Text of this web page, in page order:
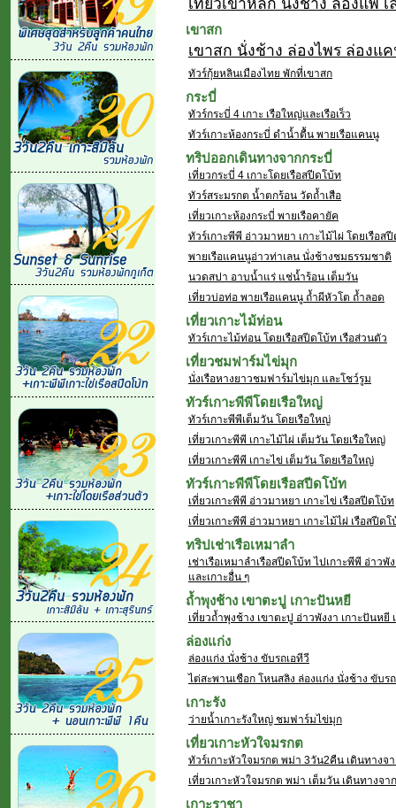
เขาสก
เขาสก นั่งช้าง ล่องไพร ล่องแ
ทัวร์กุ้ยหลินเมืองไทย พักที่เขาสก
กระบี่
ทัวร์กระบี่ 4 เกาะ เรือใหญ่และเรือเร็ว
ทัวร์เกาะห้องกระบี่ ดำน้ำตื้น พายเรือแคนนู
ทริปออกเดินทางจากกระบี่
เที่ยวกระบี่ 4 เกาะโดยเรือสปีดโบ้ท
ทัวร์สระมรกต น้ำตกร้อน วัดถ้ำเสือ
เที่ยวเกาะห้องกระบี่ พายเรือคายัค
ทัวร์เกาะพีพี อ่าวมาหยา เกาะไม้ไผ่ โดยเรือส
พายเรือแคนนูอ่าวท่าเลน นั่งช้างชมธรรมชาติ
นวดสปา อาบน้ำแร่ แช่น้ำร้อน เต็มวัน
เที่ยวบ่อท่อ พายเรือแคนนู ถ้ำผีหัวโต ถ้ำลอด
เที่ยวเกาะไม้ท่อน
ทัวร์เกาะไม้ท่อน โดยเรือสปีดโบ้ท เรือส่วนตัว
เที่ยวชมฟาร์มไข่มุก
นั่งเรือหางยาวชมฟาร์มไข่มุก และโชว์รูม
ทัวร์เกาะพีพีโดยเรือใหญ่
ทัวร์เกาะพีพีเต็มวัน โดยเรือใหญ่
เที่ยวเกาะพีพี เกาะไม้ไผ่ เต็มวัน โดยเรือใหญ่
เที่ยวเกาะพีพี เกาะไข่ เต็มวัน โดยเรือใหญ่
ทัวร์เกาะพีพีโดยเรือสปีดโบ้ท
เที่ยวเกาะพีพี อ่าวมาหยา เกาะไข่ เรือสปีดโบ้ท
เที่ยวเกาะพีพี อ่าวมาหยา เกาะไม้ไผ่ เรือสปีดโ
ทริปเช่าเรือเหมาลำ
เช่าเรือเหมาลำเรือสปีดโบ้ท ไปเกาะพีพี อ่าวพั
และเกาะอื่น ๆ
ถ้ำพุงช้าง เขาตะปู เกาะปันหยี
เที่ยวถ้ำพุงช้าง เขาตะปู อ่าวพังงา เกาะปันหยี
ล่องแก่ง
ล่องแก่ง นั่งช้าง ขับรถเอทีวี
ไต่สะพานเชือก โหนสลิง ล่องแก่ง นั่งช้าง ขับร
เกาะรัง
ว่ายน้ำเกาะรังใหญ่ ชมฟาร์มไข่มุก
เที่ยวเกาะหัวใจมรกต
ทัวร์เกาะหัวใจมรกต พม่า 3วัน2คืน เดินทางจ
เที่ยวเกาะหัวใจมรกต พม่า เต็มวัน เดินทางจา
เกาะราชา